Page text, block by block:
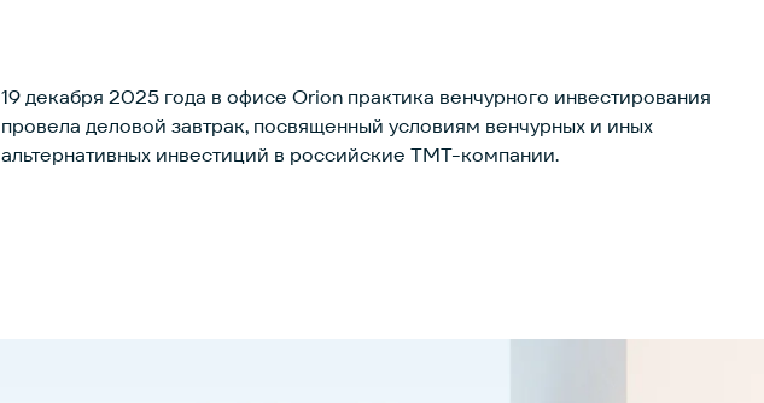
19 декабря 2025 года в офисе Orion практика венчурного инвестирования
провела деловой завтрак, посвященный условиям венчурных и иных
альтернативных инвестиций в российские TMT-компании.